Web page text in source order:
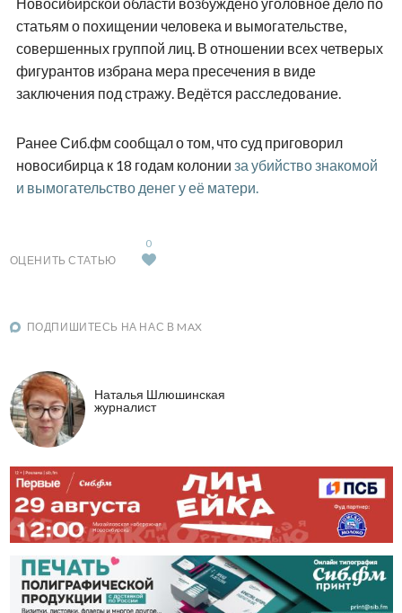
Новосибирской области возбуждено уголовное дело по
статьям о похищении человека и вымогательстве,
совершенных группой лиц. В отношении всех четверых
фигурантов избрана мера пресечения в виде
заключения под стражу. Ведётся расследование.
Ранее Сиб.фм сообщал о том, что суд приговорил
новосибирца к 18 годам колонии за убийство знакомой
и вымогательство денег у её матери.
ОЦЕНИТЬ СТАТЬЮ
0
ПОДПИШИТЕСЬ НА НАС В MAX
Наталья Шлюшинская
журналист